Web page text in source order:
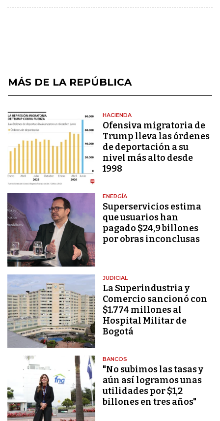
MÁS DE LA REPÚBLICA
HACIENDA
Ofensiva migratoria de
Trump lleva las órdenes
de deportación a su
nivel más alto desde
1998
ENERGÍA
Superservicios estima
que usuarios han
pagado $24,9 billones
por obras inconclusas
JUDICIAL
La Superindustria y
Comercio sancionó con
$1.774 millones al
Hospital Militar de
Bogotá
BANCOS
"No subimos las tasas y
aún así logramos unas
utilidades por $1,2
billones en tres años"